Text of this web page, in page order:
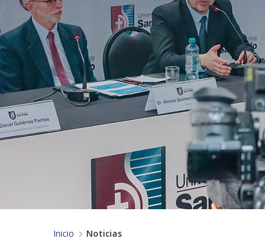
Inicio Noticias